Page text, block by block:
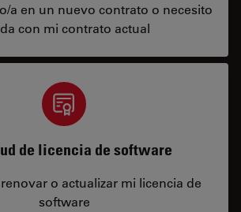
a en un nuevo contrato o necesito
con mi contrato actual
de licencia de software
o actualizar mi licencia de
software